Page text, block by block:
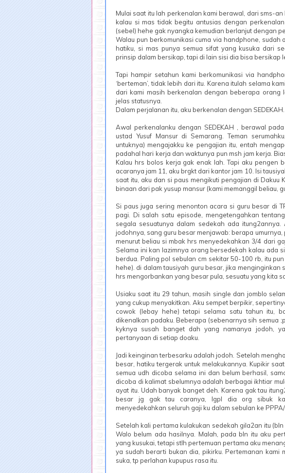
Mulai saat itu lah perkenalan kami berawal, dari sms-
kalau si mas tidak begitu antusias dengan
(sebel) hehe gak nyangka kemudian berlanjut dengan
Walau pun berkomunikasi cuma via handphone, sudah
hatiku, si mas punya semua sifat yang kusuka dari
prinsip dalam bersikap, tapi di lain sisi dia bisa bersikap
Tapi hampir setahun kami berkomunikasi via
‘berteman’, tidak lebih dari itu. Karena itulah selama
dari kami masih berkenalan dengan beberapa orang
jelas statusnya.
Dalam perjalanan itu, aku berkenalan dengan SEDEKAH.
Awal perkenalanku dengan SEDEKAH , berawal
ustad Yusuf Mansur di Semarang. Teman
untuknya) mengajakku ke pengajian itu, entah
padahal hari kerja dan waktunya pun msh jam kerja.
Kalau hrs bolos kerja gak enak lah. Tapi aku pengen
acaranya jam 11, aku brgkt dari kantor jam 10. Isi
saat itu, aku dan si paus mengikuti pengajian di Dakuu
binaan dari pak yusup mansur (kami memanggil beliau,
Si paus juga sering menonton acara si guru besar di
pagi. Di salah satu episode, mengetengahkan
segala sesuatunya dalam sedekah ada
jodohnya, sang guru besar menjawab: berapa
menurut beliau si mbak hrs menyedekahkan 3/4 dari
Selama ini kan lazimnya orang bersedekah kalau ada
berdua. Paling pol sebulan cm sekitar 50-100 rb, itu
hehe). di dalam tausiyah guru besar, jika menginginkan
hrs mengorbankan yang besar pula, sesuatu yang kita
Usiaku saat itu 29 tahun, masih single dan jomblo
yang cukup menyakitkan. Aku sempet berpikir,
cowok (lebay hehe) tetapi selama satu tahun itu,
dikenalkan padaku. Beberapa (sebenarnya sih semua
kyknya susah banget dah yang namanya jodoh,
pertanyaan di setiap doaku.
Jadi keinginan terbesarku adalah jodoh. Setelah
besar, hatiku tergerak untuk melakukannya. Kupikir
semua udh dicoba selama ini dan belum berhasil,
dicoba di kalimat sbelumnya adalah berbagai ikhtiar
ayat itu. Udah banyak banget deh. Karena gak tau
besar jg gak tau caranya, lgpl dia org sibuk
menyedekahkan seluruh gaji ku dalam sebulan ke
Setelah kali pertama kulakukan sedekah gila2an itu
Walo belum ada hasilnya. Malah, pada bln itu aku
yang kusukai, tetapi stlh pertemuan pertama aku
ya sudah berarti bukan dia, pikirku. Pertemanan kami
suka, tp perlahan kupupus rasa itu.